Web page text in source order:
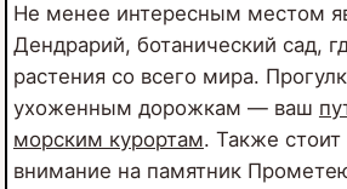
Не менее интересным местом
Дендрарий, ботанический сад,
растения со всего мира.
ухоженным дорожкам — ваш
морским курортам. Также стоит
внимание на памятник